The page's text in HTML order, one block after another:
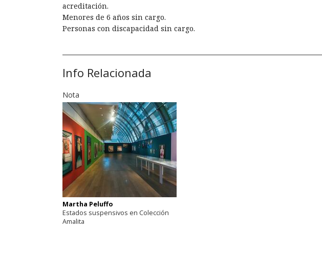
acreditación.
Menores de 6 años sin cargo.
Personas con discapacidad sin cargo.
Info Relacionada
Nota
Martha Peluffo
Estados suspensivos en Colección
Amalita